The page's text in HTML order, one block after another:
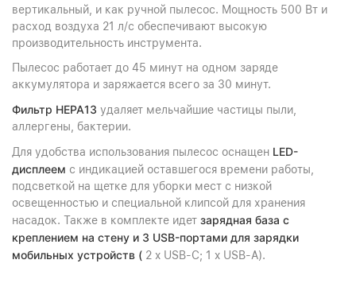
вертикальный, и как ручной пылесос. Мощность 500 Вт и
расход воздуха 21 л/с обеспечивают высокую
производительность инструмента.
Пылесос работает до 45 минут на одном заряде
аккумулятора и заряжается всего за 30 минут.
Фильтр HEPA13 удаляет мельчайшие частицы пыли,
аллергены, бактерии.
Для удобства использования пылесос оснащен LED-
дисплеем с индикацией оставшегося времени работы,
подсветкой на щетке для уборки мест с низкой
освещенностью и специальной клипсой для хранения
насадок. Также в комплекте идет зарядная база с
креплением на стену и 3 USB-портами для зарядки
мобильных устройств ( 2 x USB-C; 1 x USB-A).